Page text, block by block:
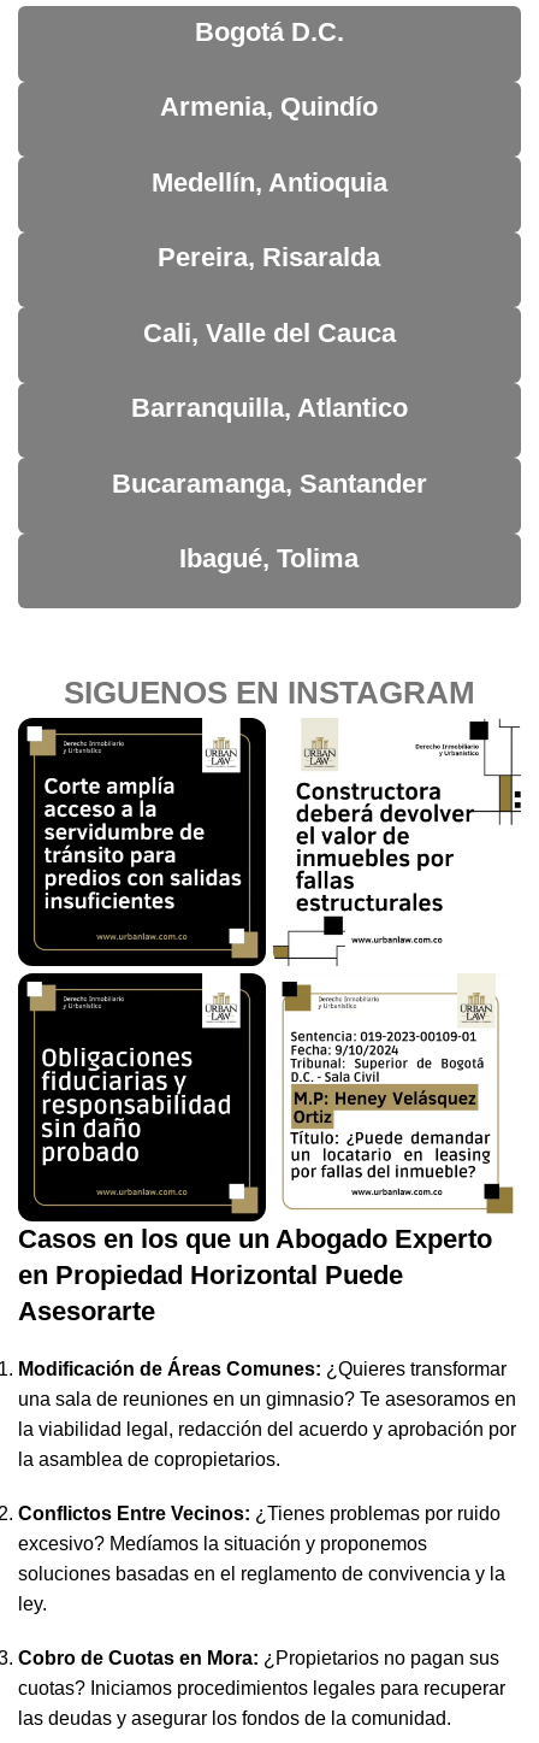
Bogotá D.C.
Armenia, Quindío
Medellín, Antioquia
Pereira, Risaralda
Cali, Valle del Cauca
Barranquilla, Atlantico
Bucaramanga, Santander
Ibagué, Tolima
SIGUENOS EN INSTAGRAM
Casos en los que un Abogado Experto
en Propiedad Horizontal Puede
Asesorarte
Modificación de Áreas Comunes: ¿Quieres transformar
una sala de reuniones en un gimnasio? Te asesoramos en
la viabilidad legal, redacción del acuerdo y aprobación por
la asamblea de copropietarios.
Conflictos Entre Vecinos: ¿Tienes problemas por ruido
excesivo? Medíamos la situación y proponemos
soluciones basadas en el reglamento de convivencia y la
ley.
Cobro de Cuotas en Mora: ¿Propietarios no pagan sus
cuotas? Iniciamos procedimientos legales para recuperar
las deudas y asegurar los fondos de la comunidad.